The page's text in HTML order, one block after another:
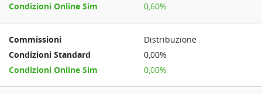
0,60%
Distribuzione
0,00%
0,00%